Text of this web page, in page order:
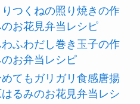
りつくねの照り焼きの作
お花見弁当レシピ
わふわだし巻き玉子の作
お弁当レシピ
めてもガリガリ食感唐揚
るみのお花見弁当レシ